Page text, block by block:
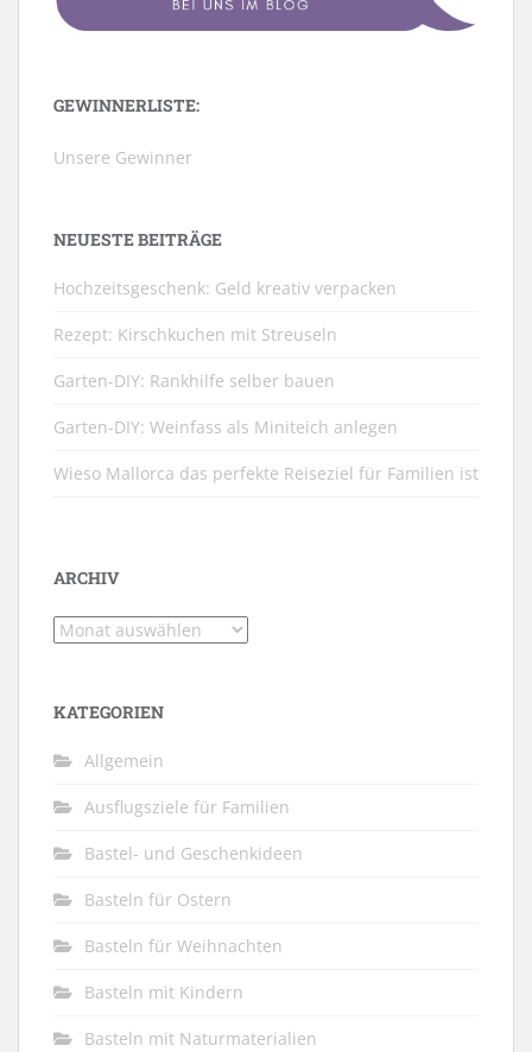
GEWINNERLISTE:
Unsere Gewinner
NEUESTE BEITRÄGE
Hochzeitsgeschenk: Geld kreativ verpacken
Rezept: Kirschkuchen mit Streuseln
Garten-DIY: Rankhilfe selber bauen
Garten-DIY: Weinfass als Miniteich anlegen
Wieso Mallorca das perfekte Reiseziel für Familien ist
ARCHIV
Archiv
KATEGORIEN
Allgemein
Ausflugsziele für Familien
Bastel- und Geschenkideen
Basteln für Ostern
Basteln für Weihnachten
Basteln mit Kindern
Basteln mit Naturmaterialien